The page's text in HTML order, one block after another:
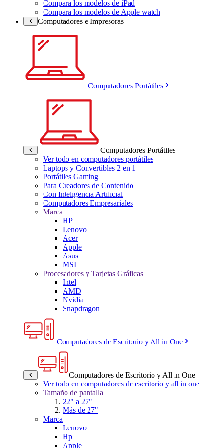
Compara los modelos de iPad
Compara los modelos de Apple watch
Computadores e Impresoras
Computadores Portátiles
Computadores Portátiles
Ver todo en computadores portátiles
Laptops y Convertibles 2 en 1
Portátiles Gaming
Para Creadores de Contenido
Con Inteligencia Artificial
Computadores Empresariales
Marca
HP
Lenovo
Acer
Apple
Asus
MSI
Procesadores y Tarjetas Gráficas
Intel
AMD
Nvidia
Snapdragon
Computadores de Escritorio y All in One
Computadores de Escritorio y All in One
Ver todo en computadores de escritorio y all in one
Tamaño de pantalla
22" a 27"
Más de 27"
Marca
Lenovo
Hp
Apple